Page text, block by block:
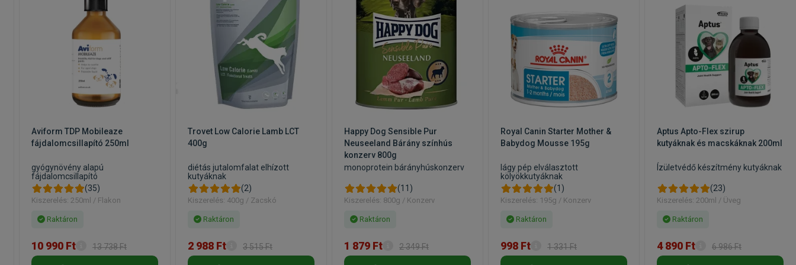
Alanlitikai összetevők
Nyersfehérje 26,0%, nyerszsír 13,0%, nyersrost 3%, nyershamu 7,5%, kalcium 1,50%, foszfor 1,10%, nátrium 0,40%, magnézium
0,08%, kálium 0,6%, omega-6 zsírsavak 2,5%, omega-3zsírsavak 0,3%
Kapható kiszerelések: 1kg, 4kg,
Aviform TDP Mobileaze
fájdalomcsillapító 250ml
gyógynövény alapú
fájdalomcsillapító
(35)
Kiszerelés: 250ml / Flakon
Raktáron
10 990 Ft 13 738 Ft
Trovet Low Calorie Lamb LCT
400g
diétás jutalomfalat elhízott
kutyáknak
(2)
Kiszerelés: 400g / Zacskó
Raktáron
2 988 Ft 3 515 Ft
Happy Dog Sensible Pur
Neuseeland Bárány színhús
konzerv 800g
monoprotein bárányhúskonzerv
(11)
Kiszerelés: 800g / Konzerv
Raktáron
1 879 Ft 2 349 Ft
Royal Canin Starter Mother &
Babydog Mousse 195g
lágy pép elválasztott
kölyökkutyáknak
(1)
Kiszerelés: 195g / Konzerv
Raktáron
998 Ft 1 331 Ft
Aptus Apto-Flex szirup
kutyáknak és macskáknak 200ml
Ízületvédő készítmény kutyáknak
(23)
Kiszerelés: 200ml / Üveg
Raktáron
4 890 Ft 6 986 Ft